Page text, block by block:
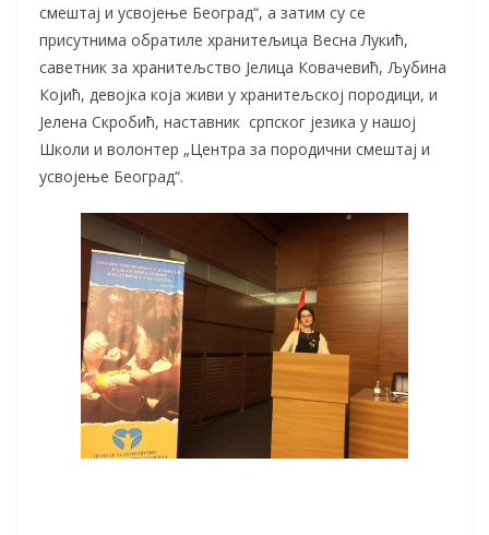
смештај и усвојење Београд“, а затим су се
присутнима обратиле хранитељица Весна Лукић,
саветник за хранитељство Јелица Ковачевић, Љубина
Којић, девојка која живи у хранитељској породици, и
Јелена Скробић, наставник српског језика у нашој
Школи и волонтер „Центра за породични смештај и
усвојење Београд“.